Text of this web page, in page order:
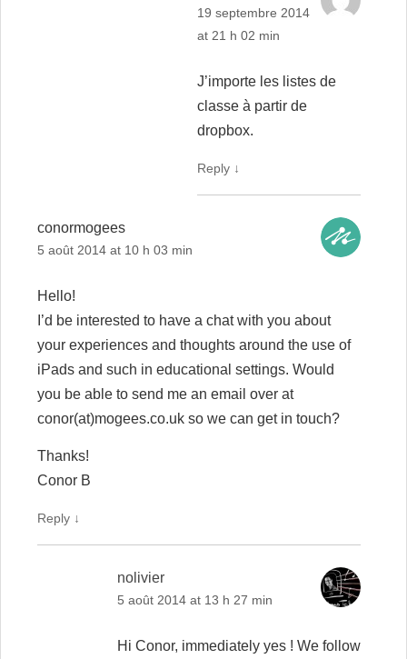
19 septembre 2014
at 21 h 02 min
J’importe les listes de
classe à partir de
dropbox.
Reply ↓
conormogees
5 août 2014 at 10 h 03 min
Hello!
I’d be interested to have a chat with you about
your experiences and thoughts around the use of
iPads and such in educational settings. Would
you be able to send me an email over at
conor(at)mogees.co.uk so we can get in touch?
Thanks!
Conor B
Reply ↓
nolivier
5 août 2014 at 13 h 27 min
Hi Conor, immediately yes ! We follow